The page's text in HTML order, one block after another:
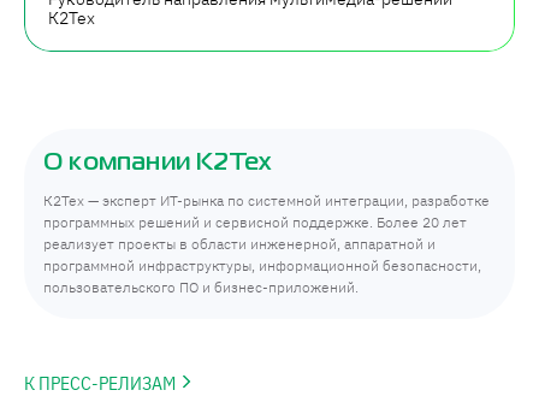
К2Тех
О компании К2Тех
К2Тех — эксперт ИТ-рынка по системной интеграции, разработке
программных решений и сервисной поддержке. Более 20 лет
реализует проекты в области инженерной, аппаратной и
программной инфраструктуры, информационной безопасности,
пользовательского ПО и бизнес-приложений.
К ПРЕСС-РЕЛИЗАМ